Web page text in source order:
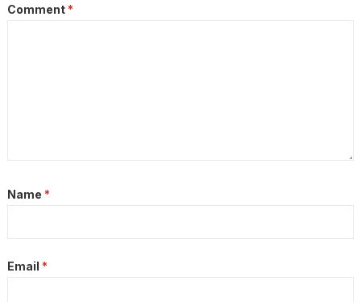
Comment *
Name *
Email *